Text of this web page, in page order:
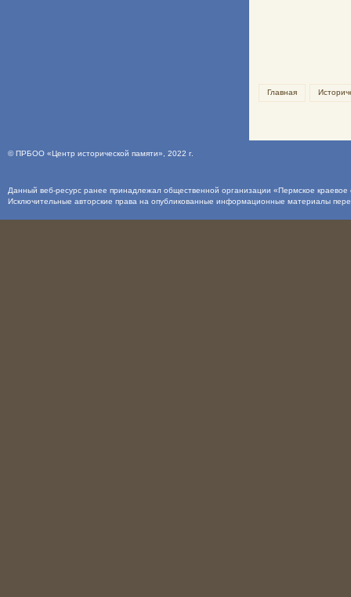
Главная
©ПРБОО «Центр исторической памяти» , 2022 г.
Данный веб-ресурс ранее принадлежал общественной организации «Пермское
Исключительные авторские права на опубликованные информационные материалы